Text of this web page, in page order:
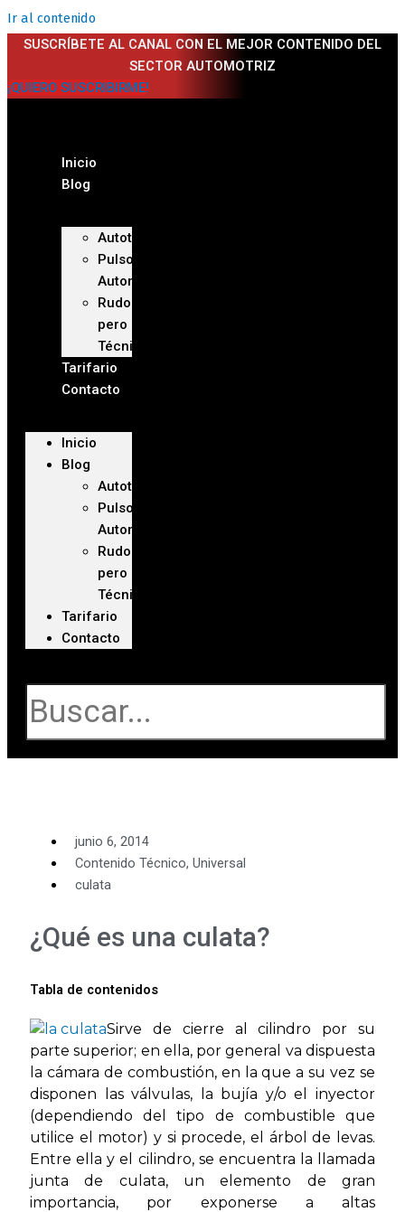
Ir al contenido
SUSCRÍBETE AL CANAL CON EL MEJOR CONTENIDO DEL
SECTOR AUTOMOTRIZ
¡QUIERO SUSCRIBIRME!
Inicio
Blog
Autoteca
Pulso
Automotriz
Rudo
pero
Técnico
Tarifario
Contacto
Inicio
Blog
Autoteca
Pulso
Automotriz
Rudo
pero
Técnico
Tarifario
Contacto
junio 6, 2014
Contenido Técnico, Universal
culata
¿Qué es una culata?
Tabla de contenidos
Sirve de cierre al cilindro por su
parte superior; en ella, por general va dispuesta
la cámara de combustión, en la que a su vez se
disponen las válvulas, la bujía y/o el inyector
(dependiendo del tipo de combustible que
utilice el motor) y si procede, el árbol de levas.
Entre ella y el cilindro, se encuentra la llamada
junta de culata, un elemento de gran
importancia, por exponerse a altas